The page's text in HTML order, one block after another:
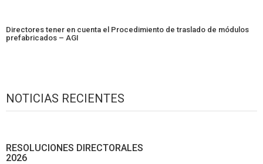
Directores tener en cuenta el Procedimiento de traslado de módulos
prefabricados – AGI
NOTICIAS RECIENTES
RESOLUCIONES DIRECTORALES
2026